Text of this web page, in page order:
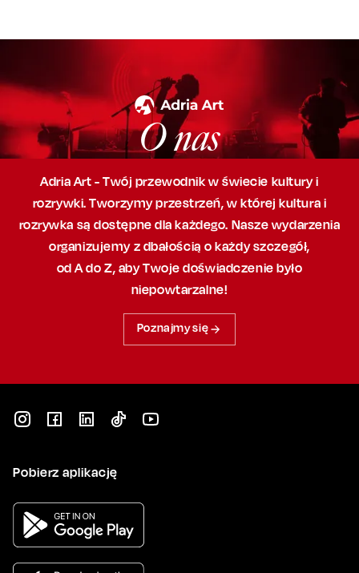
O nas
Adria Art - Twój przewodnik w świecie kultury i
rozrywki. Tworzymy przestrzeń,w której kultura i
rozrywka są dostępne dla każdego. Nasze wydarzenia
organizujemy z dbałością o każdy szczegół,
od A do Z, abyTwoje doświadczenie było
niepowtarzalne!
Poznajmy się
Pobierz aplikację